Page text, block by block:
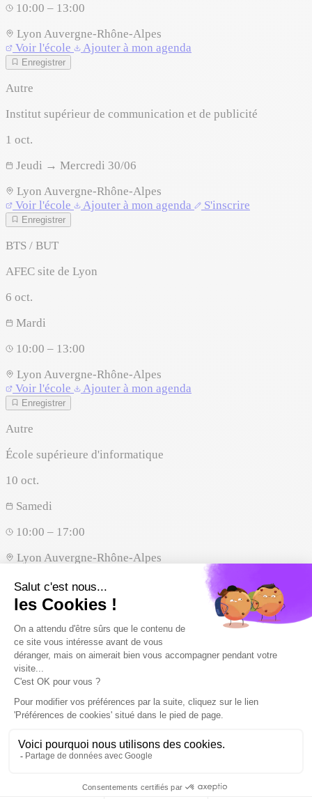
10:00 – 13:00
Lyon Auvergne-Rhône-Alpes
Voir l'école
Ajouter à mon agenda
Enregistrer
Autre
Institut supérieur de communication et de publicité
1 oct.
Jeudi → Mercredi 30/06
Lyon Auvergne-Rhône-Alpes
Voir l'école
Ajouter à mon agenda S'inscrire
Enregistrer
BTS / BUT
AFEC site de Lyon
6 oct.
Mardi
10:00 – 13:00
Lyon Auvergne-Rhône-Alpes
Voir l'école
Ajouter à mon agenda
Enregistrer
Autre
École supérieure d'informatique
10 oct.
Samedi
10:00 – 17:00
Lyon Auvergne-Rhône-Alpes
S'inscrire
Enregistrer
Autre
Institut supérieur européen de formation par l'action
oct.
Samedi
10:00 – 13:00
Lyon Auvergne-Rhône-Alpes
Voir l'école Ajouter à mon agenda